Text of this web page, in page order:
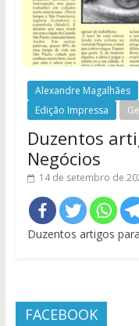
Alexandre Magalhães
Edição Impressa
Duzentos
Negócios
14 de setembro de
Duzentos artigos
FACEBOOK